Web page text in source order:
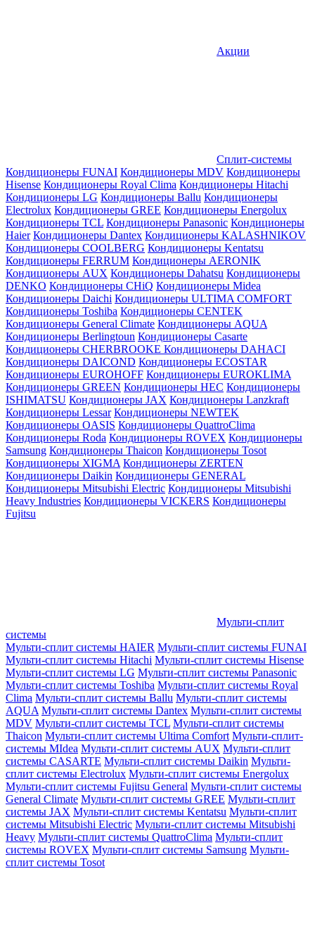
Акции
Сплит-системы
Кондиционеры FUNAI Кондиционеры MDV Кондиционеры
Hisense Кондиционеры Royal Clima Кондиционеры Hitachi
Кондиционеры LG Кондиционеры Ballu Кондиционеры
Electrolux Кондиционеры GREE Кондиционеры Energolux
Кондиционеры TCL Кондиционеры Panasonic Кондиционеры
Haier Кондиционеры Dantex Кондиционеры KALASHNIKOV
Кондиционеры СOOLBERG Кондиционеры Kentatsu
Кондиционеры FERRUM Кондиционеры AERONIK
Кондиционеры AUX Кондиционеры Dahatsu Кондиционеры
DENKO Кондиционеры CHiQ Кондиционеры Midea
Кондиционеры Daichi Кондиционеры ULTIMA COMFORT
Кондиционеры Toshiba Кондиционеры CENTEK
Кондиционеры General Climate Кондиционеры AQUA
Кондиционеры Berlingtoun Кондиционеры Casarte
Кондиционеры CHERBROOKE Кондиционеры DAHACI
Кондиционеры DAICOND Кондиционеры ECOSTAR
Кондиционеры EUROHOFF Кондиционеры EUROKLIMA
Кондиционеры GREEN Кондиционеры HEC Кондиционеры
ISHIMATSU Кондиционеры JAX Кондиционеры Lanzkraft
Кондиционеры Lessar Кондиционеры NEWTEK
Кондиционеры OASIS Кондиционеры QuattroClima
Кондиционеры Roda Кондиционеры ROVEX Кондиционеры
Samsung Кондиционеры Thaicon Кондиционеры Tosot
Кондиционеры XIGMA Кондиционеры ZERTEN
Кондиционеры Daikin Кондиционеры GENERAL
Кондиционеры Mitsubishi Electric Кондиционеры Mitsubishi
Heavy Industries Кондиционеры VICKERS Кондиционеры
Fujitsu
Мульти-сплит
системы
Мульти-сплит системы HAIER Мульти-сплит системы FUNAI
Мульти-сплит системы Hitachi Мульти-сплит системы Hisense
Мульти-сплит системы LG Мульти-сплит системы Panasonic
Мульти-сплит системы Toshiba Мульти-сплит системы Royal
Clima Мульти-сплит системы Ballu Мульти-сплит системы
AQUA Мульти-сплит системы Dantex Мульти-сплит системы
MDV Мульти-сплит системы TCL Мульти-сплит системы
Thaicon Мульти-сплит системы Ultima Comfort Мульти-сплит-
системы MIdea Мульти-сплит системы AUX Мульти-сплит
системы CASARTE Мульти-сплит системы Daikin Мульти-
сплит системы Electrolux Мульти-сплит системы Energolux
Мульти-сплит системы Fujitsu General Мульти-сплит системы
General Climate Мульти-сплит системы GREE Мульти-сплит
системы JAX Мульти-сплит системы Kentatsu Мульти-сплит
системы Mitsubishi Electric Мульти-сплит системы Mitsubishi
Heavy Мульти-сплит системы QuattroClima Мульти-сплит
системы ROVEX Мульти-сплит системы Samsung Мульти-
сплит системы Tosot